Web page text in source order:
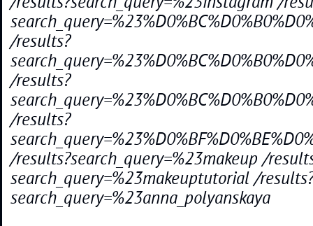
/results?
/results?
/results?
/results?search_query=%23makeup /
search_query=%23makeuptutorial /
search_query=%23anna_polyanskaya